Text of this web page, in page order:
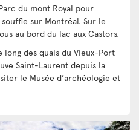
du mont Royal pour
sur Montréal. Sur le
au bord du lac aux Castors.
des quais du Vieux-Port
Saint-Laurent depuis la
le Musée d’archéologie et